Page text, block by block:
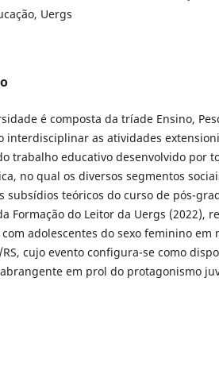
Uergs
é composta da tríade Ensino,
interdisciplinar as atividades
trabalho educativo desenvolvido por
no qual os diversos segmentos
subsídios teóricos do curso de pós-
Formação do Leitor da Uergs (2022),
adolescentes do sexo feminino em
RS, cujo evento configura-se como
em prol do protagonismo